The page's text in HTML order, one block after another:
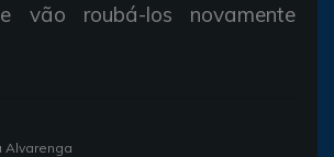
vão roubá-los novamente
Alvarenga